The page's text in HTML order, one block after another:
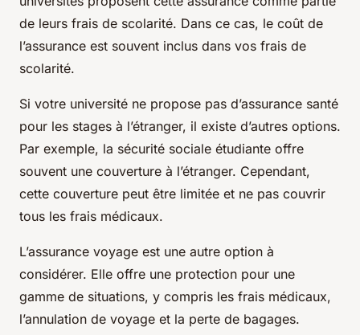
de leurs frais de scolarité. Dans ce cas, le coût de
l’assurance est souvent inclus dans vos frais de
scolarité.
Si votre université ne propose pas d’assurance santé
pour les stages à l’étranger, il existe d’autres options.
Par exemple, la sécurité sociale étudiante offre
souvent une couverture à l’étranger. Cependant,
cette couverture peut être limitée et ne pas couvrir
tous les frais médicaux.
L’assurance voyage est une autre option à
considérer. Elle offre une protection pour une
gamme de situations, y compris les frais médicaux,
l’annulation de voyage et la perte de bagages.